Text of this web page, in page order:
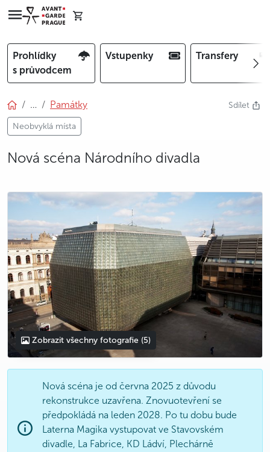
Prohlídky
s průvodcem
Vstupenky Transfery
… Památky
Neobvyklá místa
Sdílet
Nová scéna Národního divadla
photo 5
Zobrazit všechny fotografie (5)
Nová scéna je od června 2025 z důvodu
rekonstrukce uzavřena. Znovuotevření se
předpokládá na leden 2028. Po tu dobu bude
Laterna Magika vystupovat ve Stavovském
divadle, La Fabrice, KD Ládví, Plechárně